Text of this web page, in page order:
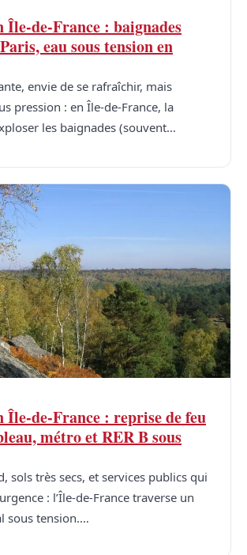
Île-de-France : baignades
eau sous tension en
envie de se rafraîchir, mais
pression : en Île-de-France, la
les baignades (souvent…
Île-de-France : reprise de feu
métro et RER B sous
sols très secs, et services publics qui
: l’Île-de-France traverse un
sous tension.…